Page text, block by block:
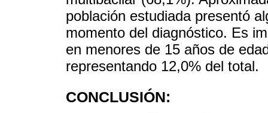
población estudiada presentó
momento del diagnóstico. Es
en menores de 15 años de
representando 12,0% del total.
CONCLUSIÓN: